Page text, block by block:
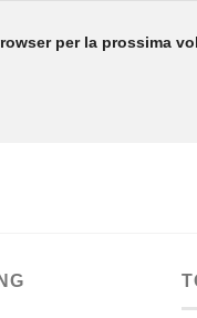
per la prossima